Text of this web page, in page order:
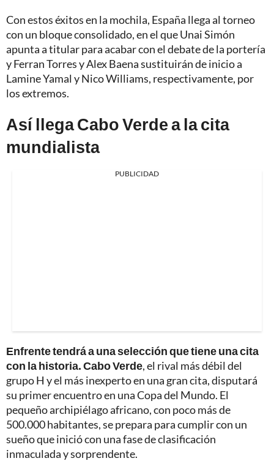
Con estos éxitos en la mochila, España llega al torneo
con un bloque consolidado, en el que Unai Simón
apunta a titular para acabar con el debate de la portería
y Ferran Torres y Alex Baena sustituirán de inicio a
Lamine Yamal y Nico Williams, respectivamente, por
los extremos.
Así llega Cabo Verde a la cita
mundialista
PUBLICIDAD
Enfrente tendrá a una selección que tiene una cita
con la historia. Cabo Verde, el rival más débil del
grupo H y el más inexperto en una gran cita, disputará
su primer encuentro en una Copa del Mundo. El
pequeño archipiélago africano, con poco más de
500.000 habitantes, se prepara para cumplir con un
sueño que inició con una fase de clasificación
inmaculada y sorprendente.